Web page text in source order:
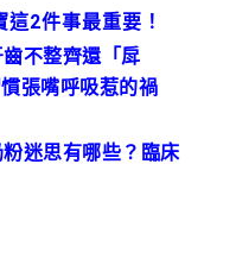
2件事最重要！
不整齊還「戽
張嘴呼吸惹的禍
迷思有哪些？臨床